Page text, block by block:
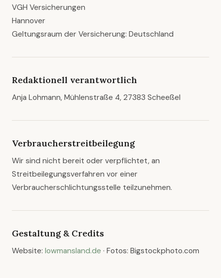
VGH Versicherungen
Hannover
Geltungsraum der Versicherung: Deutschland
Redaktionell verantwortlich
Anja Lohmann, Mühlenstraße 4, 27383 Scheeßel
Verbraucherstreitbeilegung
Wir sind nicht bereit oder verpflichtet, an
Streitbeilegungsverfahren vor einer
Verbraucherschlichtungsstelle teilzunehmen.
Gestaltung & Credits
Website: lowmansland.de · Fotos: Bigstockphoto.com